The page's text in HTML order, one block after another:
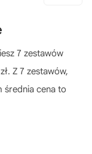
7 zestawów
Z 7 zestawów,
średnia cena to